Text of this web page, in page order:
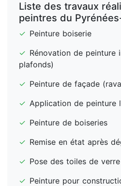
Liste des travaux
peintres du
✓ Peinture boiserie
✓ Rénovation de peinture
plafonds)
✓ Peinture de façade
✓ Application de peinture
✓ Peinture de boiseries
✓ Remise en état après
✓ Pose des toiles de
✓ Peinture pour